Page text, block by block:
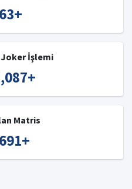
+
İşlemi
+
Matris
+